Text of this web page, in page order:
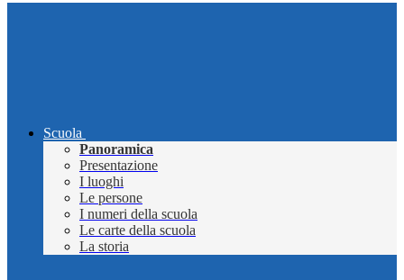
Scuola
Panoramica
Presentazione
I luoghi
Le persone
I numeri della scuola
Le carte della scuola
La storia